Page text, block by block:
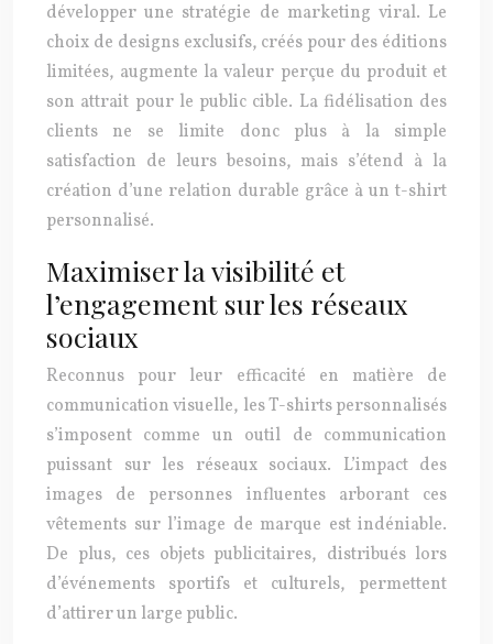
développer une stratégie de marketing viral. Le
choix de designs exclusifs, créés pour des éditions
limitées, augmente la valeur perçue du produit et
son attrait pour le public cible. La fidélisation des
clients ne se limite donc plus à la simple
satisfaction de leurs besoins, mais s’étend à la
création d’une relation durable grâce à un t-shirt
personnalisé.
Maximiser la visibilité et
l’engagement sur les réseaux
sociaux
Reconnus pour leur efficacité en matière de
communication visuelle, les T-shirts personnalisés
s’imposent comme un outil de communication
puissant sur les réseaux sociaux. L’impact des
images de personnes influentes arborant ces
vêtements sur l’image de marque est indéniable.
De plus, ces objets publicitaires, distribués lors
d’événements sportifs et culturels, permettent
d’attirer un large public.